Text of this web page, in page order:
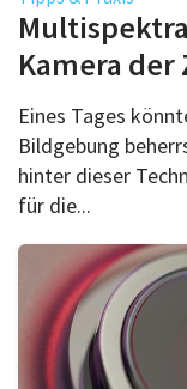
Podcast
Mac Life+
Kamera
Eines Tages
Bildgebung
hinter dieser
für die...